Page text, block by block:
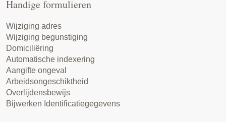
Handige formulieren
Wijziging adres
Wijziging begunstiging
Domiciliëring
Automatische indexering
Aangifte ongeval
Arbeidsongeschiktheid
Overlijdensbewijs
Bijwerken Identificatiegegevens